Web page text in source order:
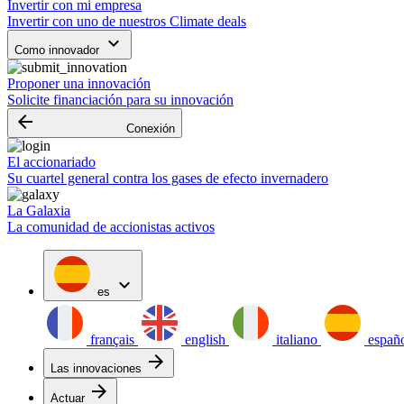
Invertir con mi empresa
Invertir con uno de nuestros Climate deals
Como innovador keyboard_arrow_down
Proponer una innovación
Solicite financiación para su innovación
arrow_backward Conexión
El accionariado
Su cuartel general contra los gases de efecto invernadero
La Galaxia
La comunidad de accionistas activos
es expand_more
français english italiano
Las innovaciones arrow_forward
Actuar arrow_forward